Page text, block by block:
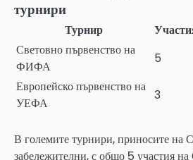
турнири
Турнир
Световно първенство на
ФИФА
5
Европейско първенство на
УЕФА
3
В големите турнири, приносите на
забележителни, с общо 5 участия